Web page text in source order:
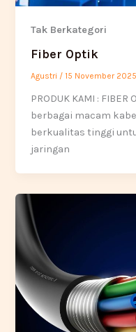
Tak Berkategori
Fiber Optik
Agustri /15 November 2025
PRODUK KAMI :
berbagai macam
berkualitas tinggi
jaringan